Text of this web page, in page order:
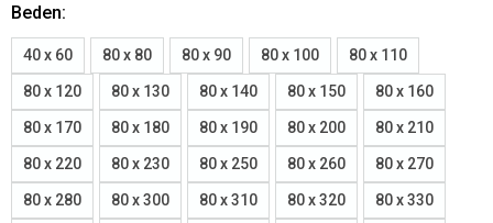
Beden:
40 x 60 80 x 80 80 x 90 80 x 100 80 x 110
80 x 120 80 x 130 80 x 140 80 x 150 80 x 160
80 x 170 80 x 180 80 x 190 80 x 200 80 x 210
80 x 220 80 x 230 80 x 250 80 x 260 80 x 270
80 x 280 80 x 300 80 x 310 80 x 320 80 x 330